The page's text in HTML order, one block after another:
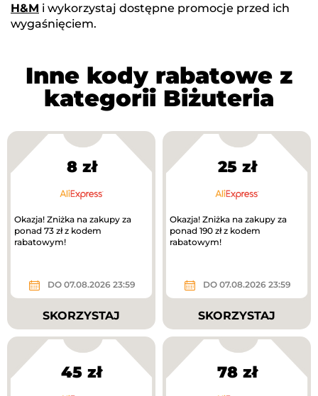
H&M i wykorzystaj dostępne promocje przed ich
wygaśnięciem.
Inne kody rabatowe z
kategorii Biżuteria
8 zł
Okazja! Zniżka na zakupy za
ponad 73 zł z kodem
rabatowym!
DO 07.08.2026 23:59
SKORZYSTAJ
25 zł
Okazja! Zniżka na zakupy za
ponad 190 zł z kodem
rabatowym!
DO 07.08.2026 23:59
SKORZYSTAJ
45 zł 78 zł